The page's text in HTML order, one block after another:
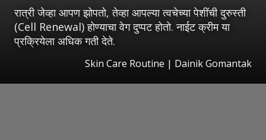
रात्री जेव्हा आपण झोपतो, तेव्हा आपल्या त्वचेच्या पेशींची दुरुस्ती
(Cell Renewal) होण्याचा वेग दुप्पट होतो. नाईट क्रीम या
प्रक्रियेला अधिक गती देते.
Skin Care Routine | Dainik Gomantak